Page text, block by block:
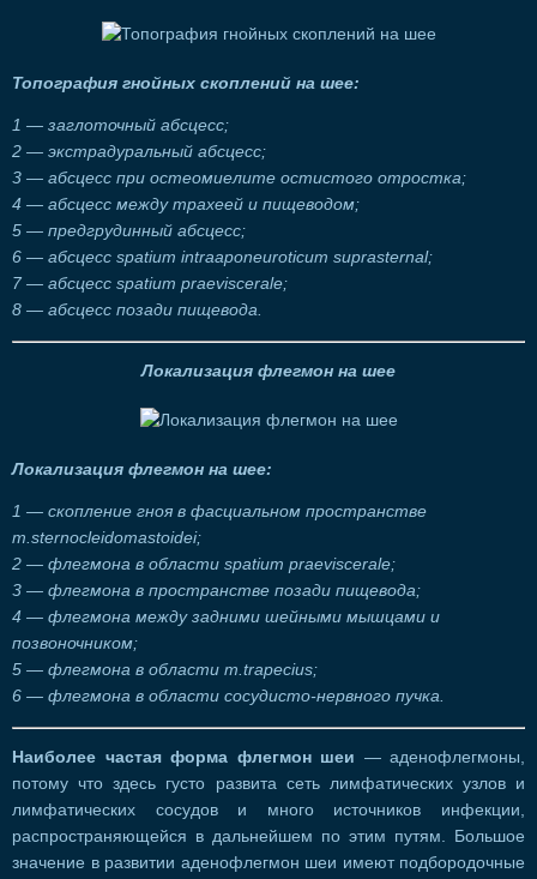
Топография гнойных скоплений на шее:
1 — заглоточный абсцесс;
2 — экстрадуральный абсцесс;
3 — абсцесс при остеомиелите остистого отростка;
4 — абсцесс между трахеей и пищеводом;
5 — предгрудинный абсцесс;
6 — абсцесс spatium intraaponeuroticum suprasternal;
7 — абсцесс spatium praeviscerale;
8 — абсцесс позади пищевода.
Локализация флегмон на шее
Локализация флегмон на шее:
1 — скопление гноя в фасциальном пространстве
m.sternocleidomastoidei;
2 — флегмона в области spatium praeviscerale;
3 — флегмона в пространстве позади пищевода;
4 — флегмона между задними шейными мышцами и
позвоночником;
5 — флегмона в области m.trapecius;
6 — флегмона в области сосудисто-нервного пучка.
Наиболее частая форма флегмон шеи — аденофлегмоны,
потому что здесь густо развита сеть лимфатических узлов и
лимфатических сосудов и много источников инфекции,
распространяющейся в дальнейшем по этим путям. Большое
значение в развитии аденофлегмон шеи имеют подбородочные